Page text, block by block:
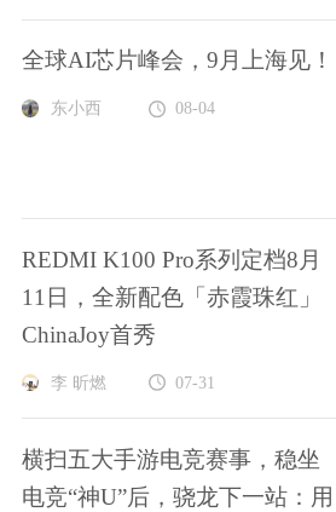
全球AI芯片峰会，9月上海见！
东小西 08-04
REDMI K100 Pro系列定档8月
11日，全新配色「赤霞珠红」
ChinaJoy首秀
李 昕燃 07-31
横扫五大手游电竞赛事，稳坐
电竞“神U”后，骁龙下一站：用